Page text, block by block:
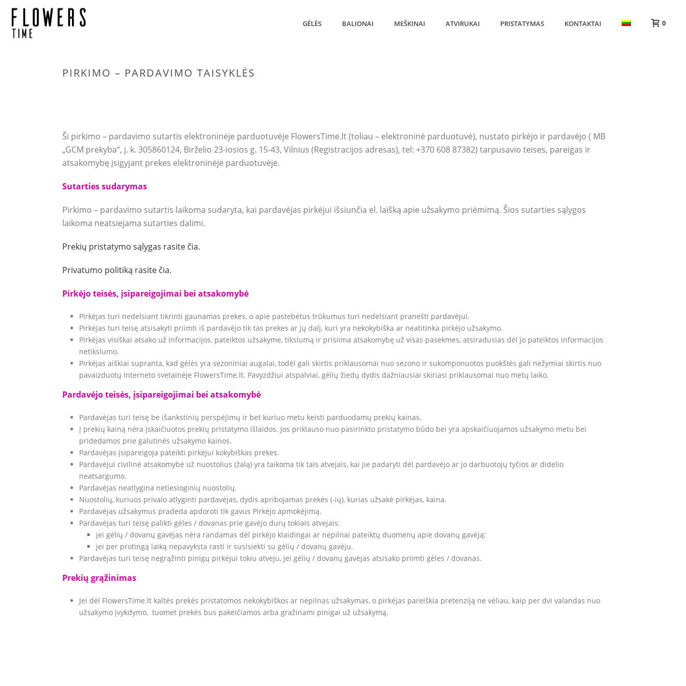
GĖLĖS BALIONAI MEŠKINAI ATVIRUKAI PRISTATYMAS KONTAKTAI 0
PIRKIMO – PARDAVIMO TAISYKLĖS
Ši pirkimo – pardavimo sutartis elektroninėje parduotuvėje FlowersTime.lt (toliau – elektroninė parduotuvė), nustato pirkėjo ir pardavėjo ( MB
„GCM prekyba“, į. k. 305860124, Birželio 23-iosios g. 15-43, Vilnius (Registracijos adresas), tel: +370 608 87382) tarpusavio teises, pareigas ir
atsakomybę įsigyjant prekes elektroninėje parduotuvėje.
Sutarties sudarymas
Pirkimo – pardavimo sutartis laikoma sudaryta, kai pardavėjas pirkėjui išsiunčia el. laišką apie užsakymo priėmimą. Šios sutarties sąlygos
laikoma neatsiejama sutarties dalimi.
Prekių pristatymo sąlygas rasite čia.
Privatumo politiką rasite čia.
Pirkėjo teisės, įsipareigojimai bei atsakomybė
Pirkėjas turi nedelsiant tikrinti gaunamas prekes, o apie pastebėtus trūkumus turi nedelsiant pranešti pardavėjui.
Pirkėjas turi teisę atsisakyti priimti iš pardavėjo tik tas prekes ar jų dalį, kuri yra nekokybiška ar neatitinka pirkėjo užsakymo.
Pirkėjas visiškai atsako už informacijos, pateiktos užsakyme, tikslumą ir prisiima atsakomybę už visas pasekmes, atsiradusias dėl jo pateiktos informacijos
netikslumo.
Pirkėjas aiškiai supranta, kad gėlės yra sezoniniai augalai, todėl gali skirtis priklausomai nuo sezono ir sukomponuotos puokštės gali nežymiai skirtis nuo
pavaizduotų interneto svetainėje FlowersTime.lt. Pavyzdžiui atspalviai, gėlių žiedų dydis dažniausiai skiriasi priklausomai nuo metų laiko.
Pardavėjo teisės, įsipareigojimai bei atsakomybė
Pardavėjas turi teisę be išankstinių perspėjimų ir bet kuriuo metu keisti parduodamų prekių kainas.
Į prekių kainą nėra įskaičiuotos prekių pristatymo išlaidos. Jos priklauso nuo pasirinkto pristatymo būdo bei yra apskaičiuojamos užsakymo metu bei
pridedamos prie galutinės užsakymo kainos.
Pardavėjas įsipareigoja pateikti pirkėjui kokybiškas prekes.
Pardavėjui civilinė atsakomybė už nuostolius (žalą) yra taikoma tik tais atvejais, kai jie padaryti dėl pardavėjo ar jo darbuotojų tyčios ar didelio
neatsargumo.
Pardavėjas neatlygina netiesioginių nuostolių.
Nuostolių, kuriuos privalo atlyginti pardavėjas, dydis apribojamas prekės (-ių), kurias užsakė pirkėjas, kaina.
Pardavėjas užsakymus pradeda apdoroti tik gavus Pirkėjo apmokėjimą.
Pardavėjas turi teisę palikti gėles / dovanas prie gavėjo durų tokiais atvejais:
jei gėlių / dovanų gavėjas nėra randamas dėl pirkėjo klaidingai ar nepilnai pateiktų duomenų apie dovanų gavėją;
jei per protingą laiką nepavyksta rasti ir susisiekti su gėlių / dovanų gavėju.
Pardavėjas turi teisę negrąžinti pinigų pirkėjui tokiu atveju, jei gėlių / dovanų gavėjas atsisako priimti gėles / dovanas.
Prekių grąžinimas
Jei dėl FlowersTime.lt kaltės prekės pristatomos nekokybiškos ar nepilnas užsakymas, o pirkėjas pareiškia pretenziją ne vėliau, kaip per dvi valandas nuo
užsakymo įvykdymo, tuomet prekės bus pakeičiamos arba gražinami pinigai už užsakymą.